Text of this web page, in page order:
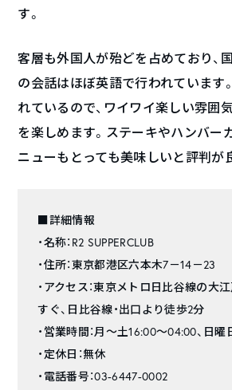
す。
客層も外国人が殆どを占めており、
の会話はほぼ英語で行われています
れているので、ワイワイ楽しい雰囲
を楽しめます。ステーキやハンバー
ニューもとっても美味しいと評判が
■詳細情報
・名称：R2 SUPPERCLUB
・住所：東京都港区六本木7－14－23
・アクセス：東京メトロ日比谷線の大江
すぐ、日比谷線・出口より徒歩2分
・営業時間：月〜土16:00～04:00、日
・定休日：無休
・電話番号：03-6447-0002